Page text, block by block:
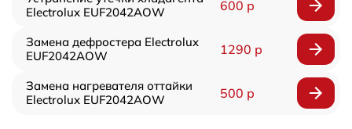
Electrolux EUF2042AOW
600 р
Замена дефростера Electrolux
EUF2042AOW
1290 р
Замена нагревателя оттайки
Electrolux EUF2042AOW
500 р